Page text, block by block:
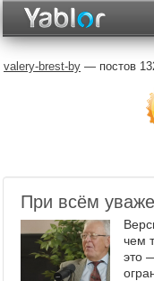
valery-brest-by — постов
При всём
чем
это